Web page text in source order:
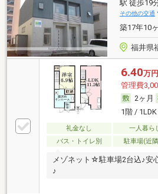
駅 徒歩19
その他の交通
築17年10
福井県
6.40万円
管理費
2ヶ月
1階 /
礼金なし 一人暮ら
バス・トイレ別
駐車場(近
メゾネット☆駐車場2台込♪安
♪